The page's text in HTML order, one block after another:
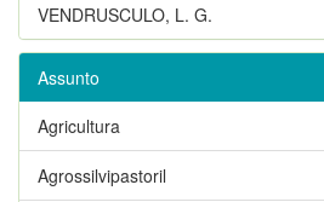
VENDRUSCULO, L. G.
Assunto
Agricultura
Agrossilvipastoril